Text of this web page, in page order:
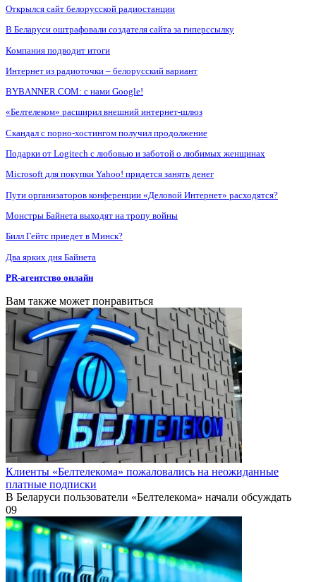
Открылся сайт белорусской радиостанции
В Беларуси оштрафовали создателя сайта за гиперссылку
Компания подводит итоги
Интернет из радиоточки – белорусский вариант
BYBANNER.COM: c нами Google!
«Белтелеком» расширил внешний интернет-шлюз
Скандал с порно-хостингом получил продолжение
Подарки от Logitech с любовью и заботой о любимых женщинах
Microsoft для покупки Yahoo! придется занять денег
Пути организаторов конференции «Деловой Интернет» расходятся?
Монстры Байнета выходят на тропу войны
Билл Гейтс приедет в Минск?
Два ярких дня Байнета
PR-агентство онлайн
Вам также может понравиться
Клиенты «Белтелекома» пожаловались на неожиданные
платные подписки
В Беларуси пользователи «Белтелекома» начали обсуждать
09